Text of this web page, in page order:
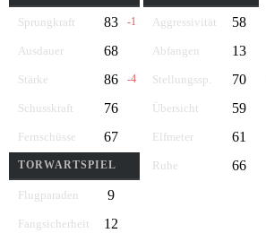
Sprungkraft 83 -1
Ausdauer 68
Stärke 86 -4
Schusskraft 76
Fernschüsse 67
TORWARTSPIEL
Flugparaden 9
Fangsicherheit 12
Aggressivität 58
Abfangen 13
Stellungssp. 70
Übersicht 59
Elfmeter 61
Ruhe 66